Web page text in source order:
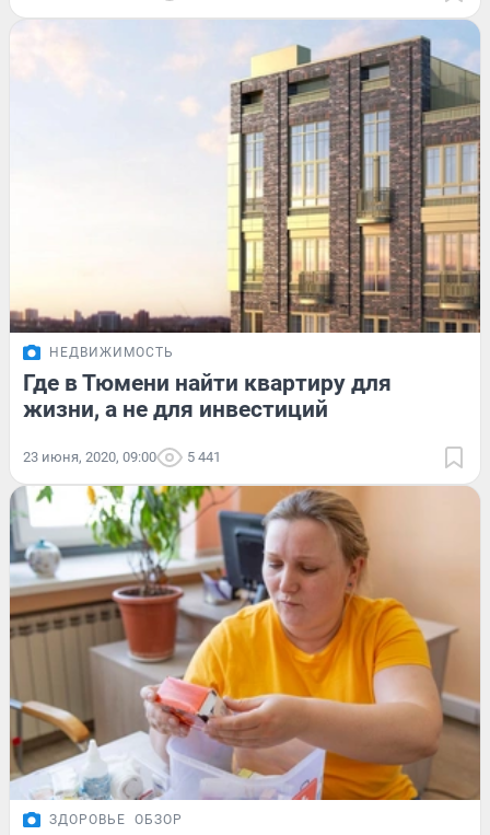
НЕДВИЖИМОСТЬ
Где в Тюмени найти квартиру для
жизни, а не для инвестиций
23 июня, 2020, 09:00 5 441
ЗДОРОВЬЕ ОБЗОР